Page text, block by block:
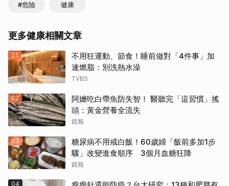
#危險 健康
更多健康相關文章
01
不用狂運動、節食！睡前做對「4件事」加
速燃脂：別洗熱水澡
TVBS
02
阿嬤吃白帶魚防失智！ 醫聽完「這習慣」搖
頭：黃金營養全流失
鏡報
03
糖尿病不用戒白飯！60歲婦「飯前多加1步
驟」改變進食順序 3個月血糖狂降
鏡報
04